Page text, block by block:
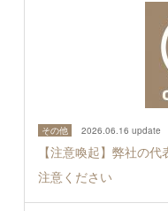
その他 2026.06.16 update
【注意喚起】弊社の
注意ください